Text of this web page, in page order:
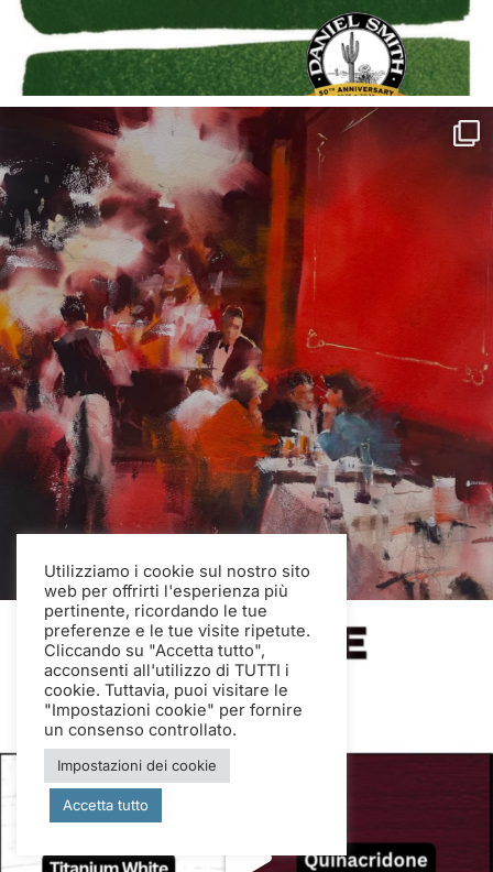
Utilizziamo i cookie sul nostro sito
web per offrirti l'esperienza più
pertinente, ricordando le tue
preferenze e le tue visite ripetute.
Cliccando su "Accetta tutto",
acconsenti all'utilizzo di TUTTI i
cookie. Tuttavia, puoi visitare le
"Impostazioni cookie" per fornire
un consenso controllato.
Impostazioni dei cookie
Accetta tutto